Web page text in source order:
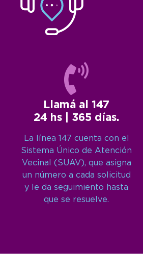
Llamá al 147
24 hs | 365 días.
La línea 147 cuenta con el
Sistema Único de Atención
Vecinal (SUAV), que asigna
un número a cada solicitud
y le da seguimiento hasta
que se resuelve.